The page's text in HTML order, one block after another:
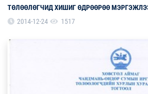
ТӨЛӨӨЛӨГЧИД ХИШИГ ӨДРӨӨРӨӨ
2014-12-24
1517